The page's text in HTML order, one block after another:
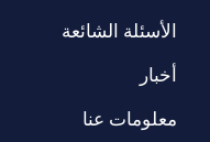
الأسئلة الشائعة
أخبار
معلومات عنا